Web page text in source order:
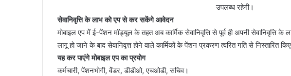
उपलब्ध रहेगी।
सेवानिवृत्ति के लाभ को एप से कर सकेंगे आवेदन
मोबाइल एप में ई-पेंशन मॉड्यूल के तहत अब कार्मिक सेवानिवृत्ति से पूर्व ही अपनी
लागू हो जाने के बाद सेवानिवृत्त होने वाले कार्मिकों के पेंशन प्रकरण त्वरित गति से निस्तारित
यह कर पाएंगे मोबाइल एप का प्रयोग
कर्मचारी, पेंशनभोगी, वेंडर, डीडीओ, एचओडी, सचिव।